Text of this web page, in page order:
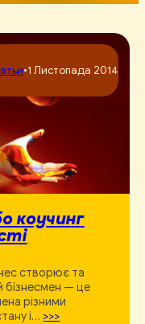
•1 Листопада 2014
коучинг
створює та
бізнесмен — це
різними
і… >>>